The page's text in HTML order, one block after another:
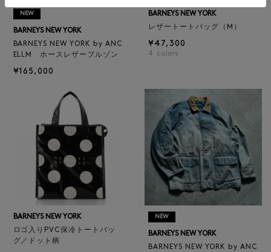
NEW
BARNEYS NEW YORK
BARNEYS NEW YORK by ANC
ELLM ホースレザーブルゾン
¥165,000
BARNEYS NEW YORK
レザートートバッグ（M）
¥47,300
4 colors
BARNEYS NEW YORK
ロゴ入りPVC保冷トートバッ
グ／ドット柄
NEW
BARNEYS NEW YORK
BARNEYS NEW YORK by ANC